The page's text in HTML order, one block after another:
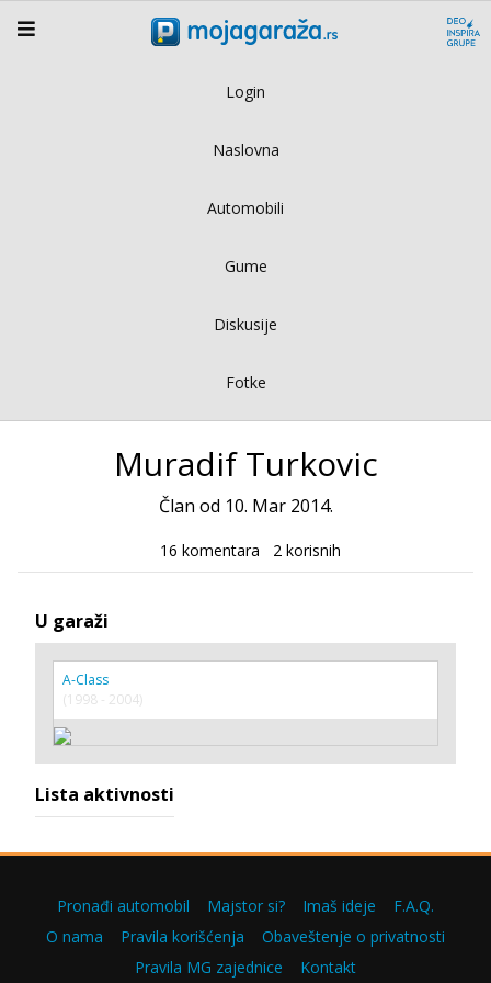
Login
Naslovna
Automobili
Gume
Diskusije
Fotke
Muradif Turkovic
Član od 10. Mar 2014.
16 komentara 2 korisnih
U garaži
A-Class
(1998 - 2004)
Lista aktivnosti
Pronađi automobil Majstor si? Imaš ideje
F.A.Q.
O nama
Pravila korišćenja
Obaveštenje o privatnosti
Pravila MG zajednice
Kontakt